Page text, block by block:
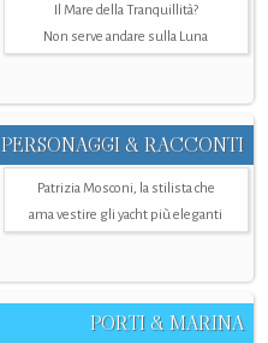
Il Mare della Tranquillità?
Non serve andare sulla Luna
PERSONAGGI & RACCONTI
Patrizia Mosconi, la stilista che
ama vestire gli yacht più eleganti
PORTI & MARINA